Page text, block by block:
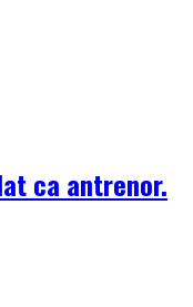
ca antrenor.